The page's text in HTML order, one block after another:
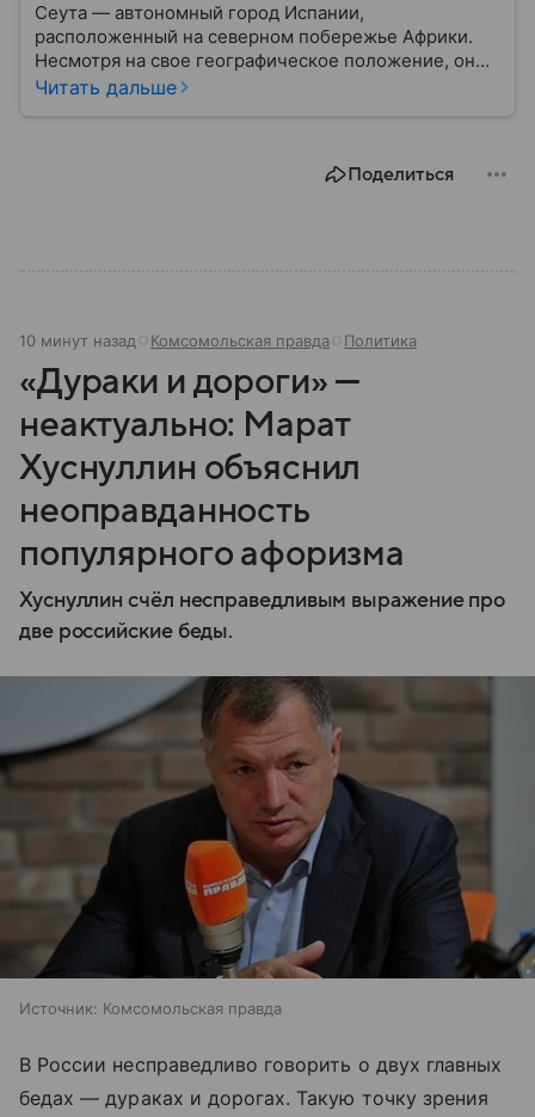
Сеута — автономный город Испании,
расположенный на северном побережье Африки.
Несмотря на свое географическое положение, он
остается частью Испании и Европейского союза.
анклавов на африканском континенте: собрали о
Читать дальше
Поделиться
10 минут назад Комсомольская правда Политика
«Дураки и дороги» —
неактуально: Марат
Хуснуллин объяснил
неоправданность
популярного афоризма
Хуснуллин счёл несправедливым выражение про
две российские беды.
Источник: Комсомольская правда
В России несправедливо говорить о двух главных
бедах — дураках и дорогах. Такую точку зрения